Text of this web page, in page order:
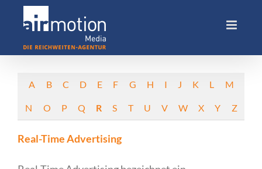
A B C D E F G H I J K L M
N O P Q R S T U V W X Y Z
Real-Time Advertising